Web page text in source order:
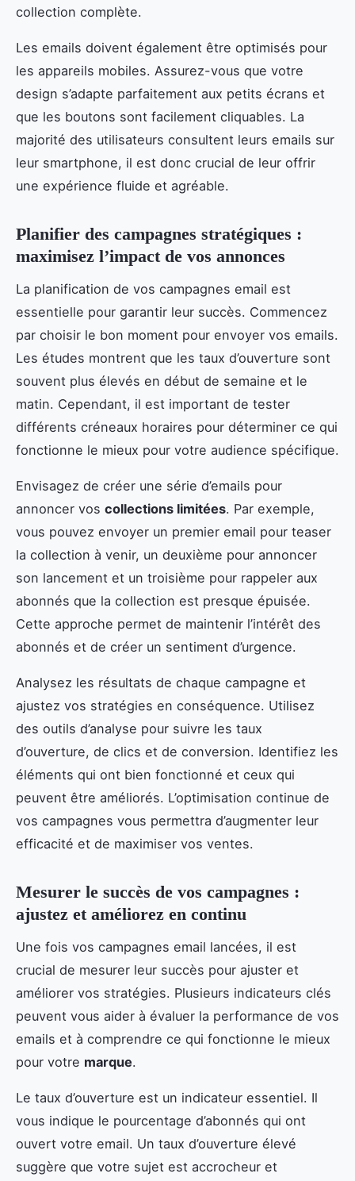
collection complète.
Les emails doivent également être optimisés pour
les appareils mobiles. Assurez-vous que votre
design s’adapte parfaitement aux petits écrans et
que les boutons sont facilement cliquables. La
majorité des utilisateurs consultent leurs emails sur
leur smartphone, il est donc crucial de leur offrir
une expérience fluide et agréable.
Planifier des campagnes stratégiques :
maximisez l’impact de vos annonces
La planification de vos campagnes email est
essentielle pour garantir leur succès. Commencez
par choisir le bon moment pour envoyer vos emails.
Les études montrent que les taux d’ouverture sont
souvent plus élevés en début de semaine et le
matin. Cependant, il est important de tester
différents créneaux horaires pour déterminer ce qui
fonctionne le mieux pour votre audience spécifique.
Envisagez de créer une série d’emails pour
annoncer vos collections limitées. Par exemple,
vous pouvez envoyer un premier email pour teaser
la collection à venir, un deuxième pour annoncer
son lancement et un troisième pour rappeler aux
abonnés que la collection est presque épuisée.
Cette approche permet de maintenir l’intérêt des
abonnés et de créer un sentiment d’urgence.
Analysez les résultats de chaque campagne et
ajustez vos stratégies en conséquence. Utilisez
des outils d’analyse pour suivre les taux
d’ouverture, de clics et de conversion. Identifiez les
éléments qui ont bien fonctionné et ceux qui
peuvent être améliorés. L’optimisation continue de
vos campagnes vous permettra d’augmenter leur
efficacité et de maximiser vos ventes.
Mesurer le succès de vos campagnes :
ajustez et améliorez en continu
Une fois vos campagnes email lancées, il est
crucial de mesurer leur succès pour ajuster et
améliorer vos stratégies. Plusieurs indicateurs clés
peuvent vous aider à évaluer la performance de vos
emails et à comprendre ce qui fonctionne le mieux
pour votre marque.
Le taux d’ouverture est un indicateur essentiel. Il
vous indique le pourcentage d’abonnés qui ont
ouvert votre email. Un taux d’ouverture élevé
suggère que votre sujet est accrocheur et